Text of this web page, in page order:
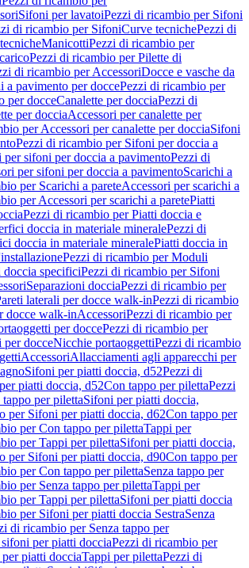
Sifoni per lavatoiPezzi di ricambio per Sifoni
di ricambio per SifoniCurve tecnichePezzi di
ManicottiPezzi di ricambio per
Pezzi di ricambio per Pilette di
di ricambio per AccessoriDocce e vasche da
a pavimento per doccePezzi di ricambio per
per docceCanalette per docciaPezzi di
per docciaAccessori per canalette per
per Accessori per canalette per docciaSifoni
Pezzi di ricambio per Sifoni per doccia a
per sifoni per doccia a pavimentoPezzi di
per sifoni per doccia a pavimentoScarichi a
per Scarichi a pareteAccessori per scarichi a
per Accessori per scarichi a paretePiatti
Pezzi di ricambio per Piatti doccia e
doccia in materiale mineralePezzi di
doccia in materiale mineralePiatti doccia in
Pezzi di ricambio per Moduli
doccia specificiPezzi di ricambio per Sifoni
Separazioni docciaPezzi di ricambio per
laterali per docce walk-inPezzi di ricambio
docce walk-inAccessoriPezzi di ricambio per
per doccePezzi di ricambio per
per docceNicchie portaoggettiPezzi di ricambio
AccessoriAllacciamenti agli apparecchi per
Sifoni per piatti doccia, d52Pezzi di
piatti doccia, d52Con tappo per pilettaPezzi
per pilettaSifoni per piatti doccia,
per Sifoni per piatti doccia, d62Con tappo per
per Con tappo per pilettaTappi per
per Tappi per pilettaSifoni per piatti doccia,
per Sifoni per piatti doccia, d90Con tappo per
per Con tappo per pilettaSenza tappo per
per Senza tappo per pilettaTappi per
per Tappi per pilettaSifoni per piatti doccia
per Sifoni per piatti doccia SestraSenza
di ricambio per Senza tappo per
per piatti docciaPezzi di ricambio per
piatti docciaTappi per pilettaPezzi di